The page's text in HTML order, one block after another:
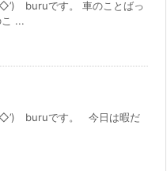
ゞburuです。 車のことばっ
...
ゞburuです。 今日は暇だ